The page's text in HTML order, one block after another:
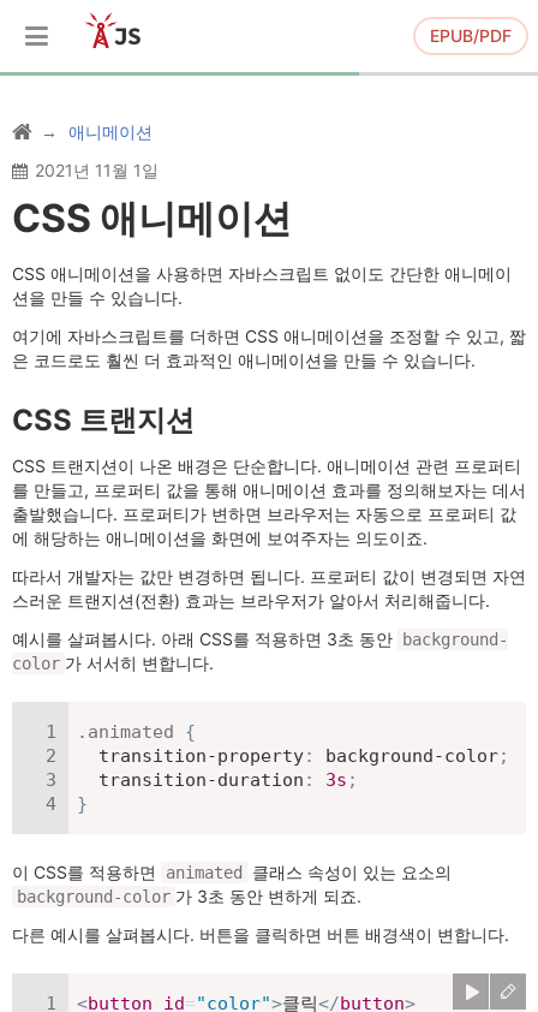
EPUB/PDF
애니메이션
2021년 11월 1일
CSS 애니메이션
CSS 애니메이션을 사용하면 자바스크립트 없이도 간단한 애니메이
션을 만들 수 있습니다.
여기에 자바스크립트를 더하면 CSS 애니메이션을 조정할 수 있고, 짧
은 코드로도 훨씬 더 효과적인 애니메이션을 만들 수 있습니다.
CSS 트랜지션
CSS 트랜지션이 나온 배경은 단순합니다. 애니메이션 관련 프로퍼티
를 만들고, 프로퍼티 값을 통해 애니메이션 효과를 정의해보자는 데서
출발했습니다. 프로퍼티가 변하면 브라우저는 자동으로 프로퍼티 값
에 해당하는 애니메이션을 화면에 보여주자는 의도이죠.
따라서 개발자는 값만 변경하면 됩니다. 프로퍼티 값이 변경되면 자연
스러운 트랜지션(전환) 효과는 브라우저가 알아서 처리해줍니다.
예시를 살펴봅시다. 아래 CSS를 적용하면 3초 동안
background-
color 가 서서히 변합니다.
.animated
{
transition-property: background-color;
transition-duration : 3s ;
}
이 CSS를 적용하면 animated 클래스 속성이 있는 요소의
background-color 가 3초 동안 변하게 되죠.
다른 예시를 살펴봅시다. 버튼을 클릭하면 버튼 배경색이 변합니다.
<button id="color">클릭</button>